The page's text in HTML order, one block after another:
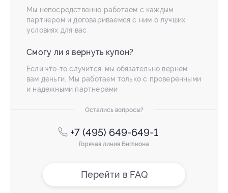
Мы непосредственно работаем с каждым
партнером и договариваемся с ним о лучших
условиях для вас
Смогу ли я вернуть купон?
Если что-то случится, мы обязательно вернем
вам деньги. Мы работаем только с проверенными
и надежными партнерами
Остались вопросы?
+7 (495) 649-649-1
Горячая линия Биглиона
Перейти в FAQ